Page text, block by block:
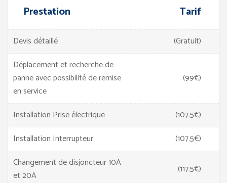
Prestation Tarif
Devis détaillé
(Gratuit)
Déplacement et recherche de
panne avec possibilité de remise
en service
(99€)
Installation Prise électrique
(107.5€)
Installation Interrupteur
(107.5€)
Changement de disjoncteur 10A
et 20A
(117.5€)